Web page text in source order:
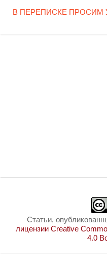
В ПЕРЕПИСКЕ ПРОСИМ
Статьи,
лицензии Creative
4.0